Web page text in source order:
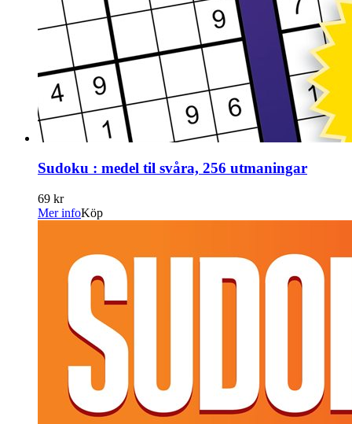
Sudoku : medel til svåra, 256 utmaningar
69 kr
Mer infoKöp